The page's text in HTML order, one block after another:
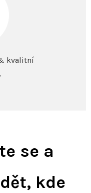
kvalitní
se a
kde